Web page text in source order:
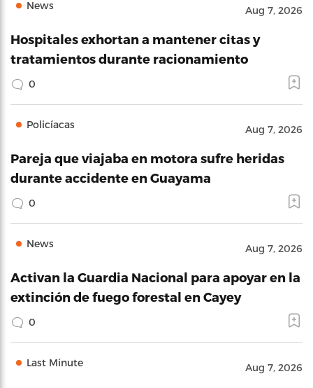
News Aug 7, 2026
Hospitales exhortan a mantener citas y
tratamientos durante racionamiento
0
Policíacas Aug 7, 2026
Pareja que viajaba en motora sufre heridas
durante accidente en Guayama
0
News Aug 7, 2026
Activan la Guardia Nacional para apoyar en la
extinción de fuego forestal en Cayey
0
Last Minute Aug 7, 2026